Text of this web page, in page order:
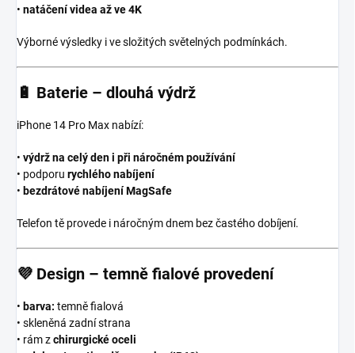
• natáčení videa až ve 4K
Výborné výsledky i ve složitých světelných podmínkách.
🔋 Baterie – dlouhá výdrž
iPhone 14 Pro Max nabízí:
• výdrž na celý den i při náročném používání
• podporu rychlého nabíjení
• bezdrátové nabíjení MagSafe
Telefon tě provede i náročným dnem bez častého dobíjení.
💜 Design – temně fialové provedení
• barva: temně fialová
• skleněná zadní strana
• rám zchirurgické oceli